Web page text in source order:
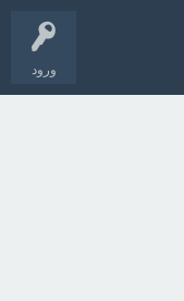
ورود